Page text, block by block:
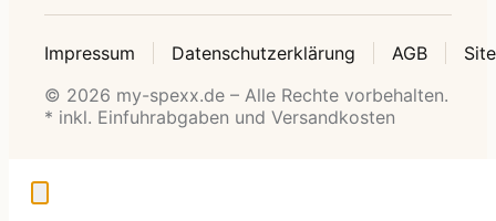
Impressum Datenschutzerklärung AGB
© 2026 my-spexx.de – Alle Rechte vorbehalten.
* inkl. Einfuhrabgaben und Versandkosten